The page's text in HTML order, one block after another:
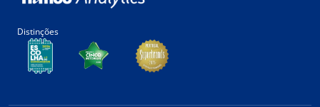
Distinções